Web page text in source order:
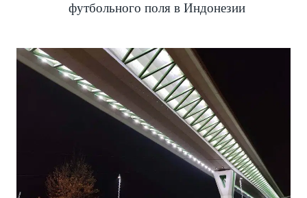
футбольного поля в Индонезии